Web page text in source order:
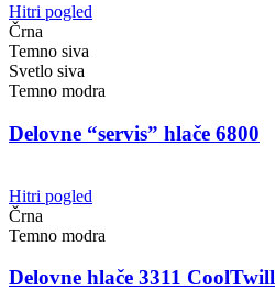
Hitri pogled
Črna
Temno siva
Svetlo siva
Temno modra
Delovne “servis” hlače 6800
Hitri pogled
Črna
Temno modra
Delovne hlače 3311